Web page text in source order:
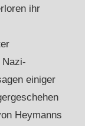
ihr
Nazi-
einiger
Heymanns